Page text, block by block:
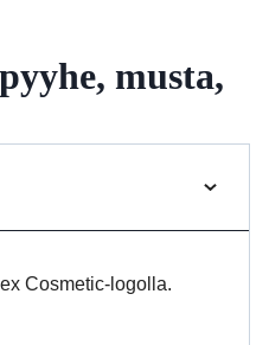
musta,
Cosmetic-logolla.